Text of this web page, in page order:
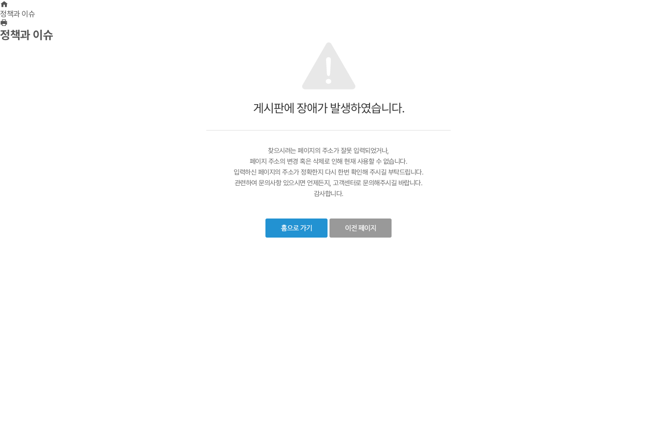
Home
정책과 이슈
프린트하기
정책과 이슈
게시판에 장애가 발생하였습니다.
찾으시려는 페이지의 주소가 잘못 입력되었거나,
페이지 주소의 변경 혹은 삭제로 인해 현재 사용할 수 없습니다.
입력하신 페이지의 주소가 정확한지 다시 한번 확인해 주시길 부탁드립니다.
관련하여 문의사항 있으시면 언제든지, 고객센터로 문의해주시길 바랍니다.
감사합니다.